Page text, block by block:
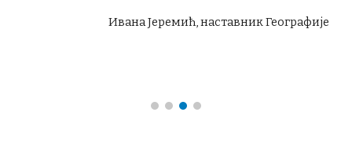
Ивана Јеремић, наставник Географије